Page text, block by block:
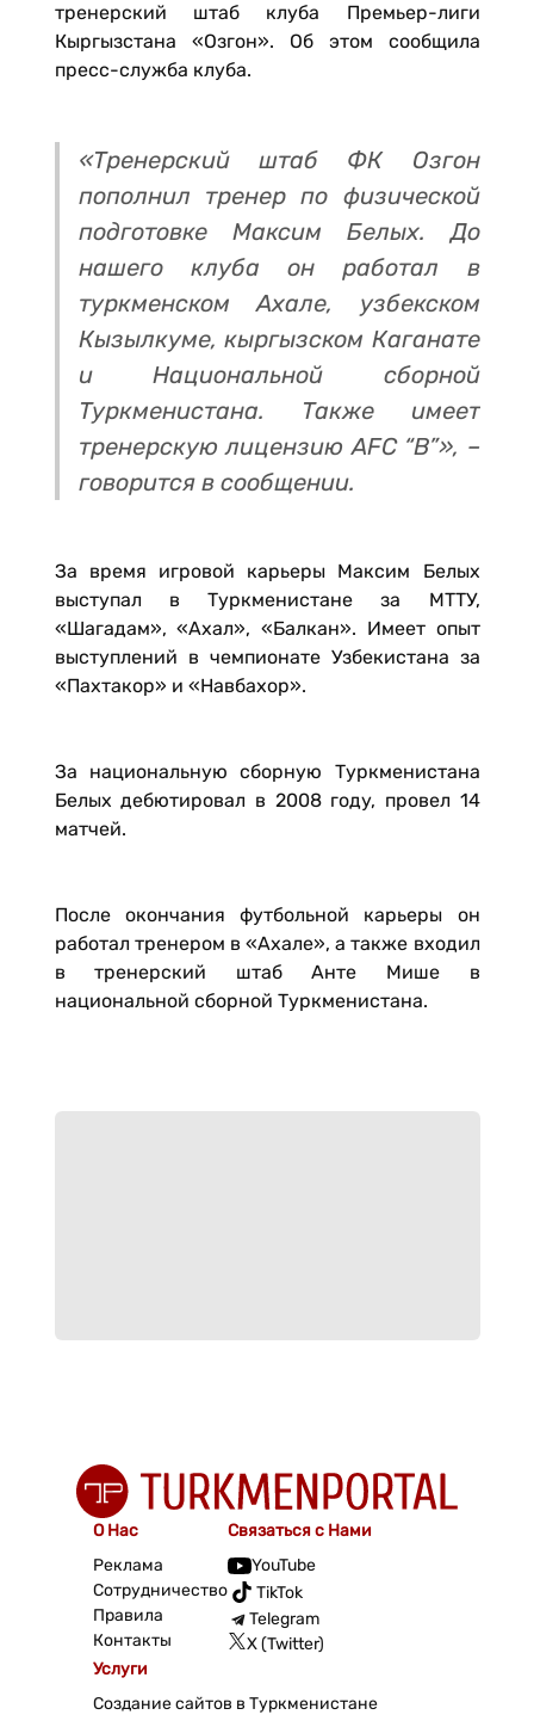
тренерский штаб клуба Премьер-лиги
Кыргызстана «Озгон». Об этом сообщила
пресс-служба клуба.
«Тренерский штаб ФК Озгон
пополнил тренер по физической
подготовке Максим Белых. До
нашего клуба он работал в
туркменском Ахале, узбекском
Кызылкуме, кыргызском Каганате
и Национальной сборной
Туркменистана. Также имеет
тренерскую лицензию AFC “B”», –
говорится в сообщении.
За время игровой карьеры Максим Белых
выступал в Туркменистане за МТТУ,
«Шагадам», «Ахал», «Балкан». Имеет опыт
выступлений в чемпионате Узбекистана за
«Пахтакор» и «Навбахор».
За национальную сборную Туркменистана
Белых дебютировал в 2008 году, провел 14
матчей.
После окончания футбольной карьеры он
работал тренером в «Ахале», а также входил
в тренерский штаб Анте Мише в
национальной сборной Туркменистана.
О Нас
Реклама
Сотрудничество
Правила
Контакты
Связаться с Нами
YouTube
TikTok
Telegram
X (Twitter)
Услуги
Создание сайтов в Туркменистане